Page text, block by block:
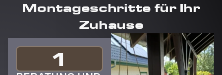
Montageschritte für Ihr
Zuhause
1